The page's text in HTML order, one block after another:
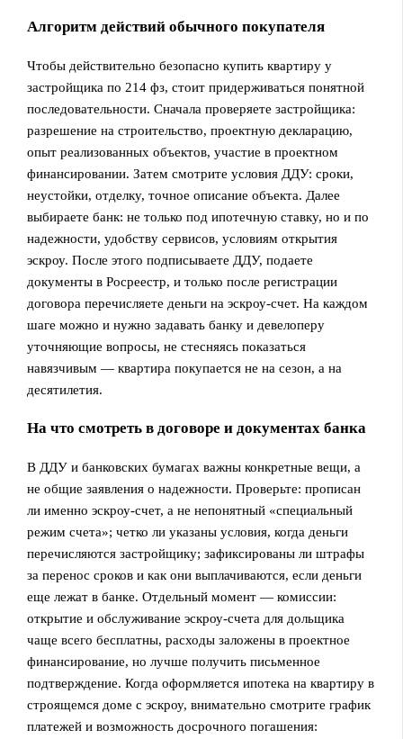
Алгоритм действий обычного покупателя
Чтобы действительно безопасно купить квартиру у
застройщика по 214 фз, стоит придерживаться понятной
последовательности. Сначала проверяете застройщика:
разрешение на строительство, проектную декларацию,
опыт реализованных объектов, участие в проектном
финансировании. Затем смотрите условия ДДУ: сроки,
неустойки, отделку, точное описание объекта. Далее
выбираете банк: не только под ипотечную ставку, но и по
надежности, удобству сервисов, условиям открытия
эскроу. После этого подписываете ДДУ, подаете
документы в Росреестр, и только после регистрации
договора перечисляете деньги на эскроу‑счет. На каждом
шаге можно и нужно задавать банку и девелоперу
уточняющие вопросы, не стесняясь показаться
навязчивым — квартира покупается не на сезон, а на
десятилетия.
На что смотреть в договоре и документах банка
В ДДУ и банковских бумагах важны конкретные вещи, а
не общие заявления о надежности. Проверьте: прописан
ли именно эскроу‑счет, а не непонятный «специальный
режим счета»; четко ли указаны условия, когда деньги
перечисляются застройщику; зафиксированы ли штрафы
за перенос сроков и как они выплачиваются, если деньги
еще лежат в банке. Отдельный момент — комиссии:
открытие и обслуживание эскроу‑счета для дольщика
чаще всего бесплатны, расходы заложены в проектное
финансирование, но лучше получить письменное
подтверждение. Когда оформляется ипотека на квартиру в
строящемся доме с эскроу, внимательно смотрите график
платежей и возможность досрочного погашения: